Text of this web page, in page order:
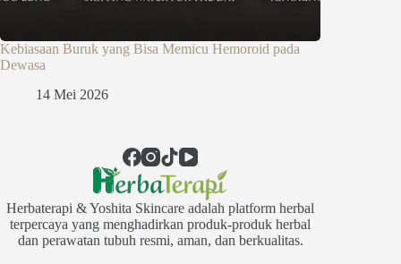
Kebiasaan Buruk yang Bisa Memicu Hemoroid pada
Dewasa
14 Mei 2026
Herbaterapi & Yoshita Skincare adalah platform herbal
terpercaya yang menghadirkan produk-produk herbal
dan perawatan tubuh resmi, aman, dan berkualitas.